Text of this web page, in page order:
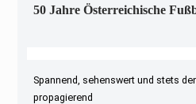
50 Jahre Österreichische
Spannend, sehenswert und stets
propagierend